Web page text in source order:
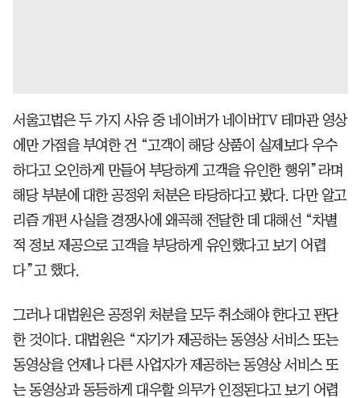
서울고법은 두 가지 사유 중 네이버가 네이버TV 테마관 영상
에만 가점을 부여한 건 “고객이 해당 상품이 실제보다 우수
하다고 오인하게 만들어 부당하게 고객을 유인한 행위”라며
해당 부분에 대한 공정위 처분은 타당하다고 봤다. 다만 알고
리즘 개편 사실을 경쟁사에 왜곡해 전달한 데 대해선 “차별
적 정보 제공으로 고객을 부당하게 유인했다고 보기 어렵
다”고 했다.
그러나 대법원은 공정위 처분을 모두 취소해야 한다고 판단
한 것이다. 대법원은 “자기가 제공하는 동영상 서비스 또는
동영상을 언제나 다른 사업자가 제공하는 동영상 서비스 또
는 동영상과 동등하게 대우할 의무가 인정된다고 보기 어렵